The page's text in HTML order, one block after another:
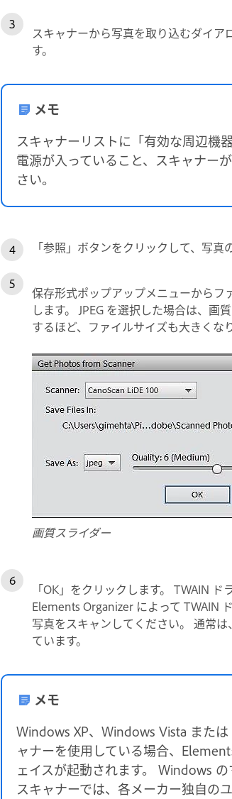
スキャナーから写真を取り込むダイ
す。
メモ
スキャナーリストに「有効な周辺機
電源が入っていること、スキャナー
さい。
「参照」ボタンをクリックして、写真
保存形式ポップアップメニューからフ
します。 JPEG を選択した場合は、画
するほど、ファイルサイズも大きくなり
画質スライダー
「OK」をクリックします。 TWAIN
Elements Organizer によって TWAIN
写真をスキャンしてください。 通常
ています。
メモ
Windows XP、Windows Vista また
ャナーを使用している場合、
ェイスが起動されます。 Windows
スキャナーでは、各メーカー独自の